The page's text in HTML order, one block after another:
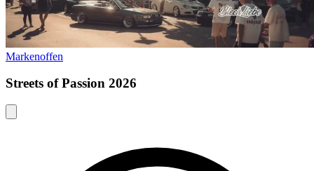
Markenoffen
Streets of Passion 2026